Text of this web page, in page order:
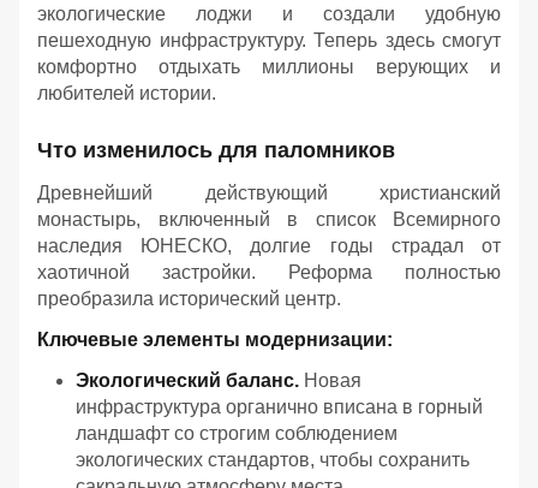
экологические лоджи и создали удобную
пешеходную инфраструктуру. Теперь здесь смогут
комфортно отдыхать миллионы верующих и
любителей истории.
Что изменилось для паломников
Древнейший действующий христианский
монастырь, включенный в список Всемирного
наследия ЮНЕСКО, долгие годы страдал от
хаотичной застройки. Реформа полностью
преобразила исторический центр.
Ключевые элементы модернизации:
Экологический баланс. Новая
инфраструктура органично вписана в горный
ландшафт со строгим соблюдением
экологических стандартов, чтобы сохранить